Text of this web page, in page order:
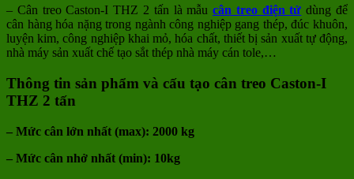
– Cân treo Caston-I THZ 2 tấn là mẫucân treo điện tử dùng để
cân hàng hóa nặng trong ngành công nghiệp gang thép, đúc khuôn,
luyện kim, công nghiệp khai mỏ, hóa chất, thiết bị sản xuất tự động,
nhà máy sản xuất chế tạo sắt thép nhà máy cán tole,…
Thông tin sản phẩm và cấu tạo cân treo Caston-I
THZ 2 tấn
– Mức cân lớn nhất (max): 2000 kg
– Mức cân nhở nhất (min): 10kg